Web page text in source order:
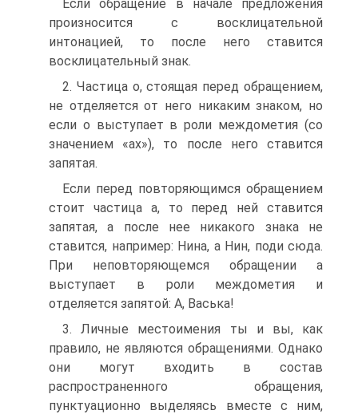
Если обращение в начале предложения
произносится с восклицательной
интонацией, то после него ставится
восклицательный знак.
2. Частица о, стоящая перед обращением,
не отделяется от него никаким знаком, но
если о выступает в роли междометия (со
значением «ах»), то после него ставится
запятая.
Если перед повторяющимся обращением
стоит частица а, то перед ней ставится
запятая, а после нее никакого знака не
ставится, например: Нина, а Нин, поди сюда.
При неповторяющемся обращении а
выступает в роли междометия и
отделяется запятой: А, Васька!
3. Личные местоимения ты и вы, как
правило, не являются обращениями. Однако
они могут входить в состав
распространенного обращения,
пунктуационно выделяясь вместе с ним,